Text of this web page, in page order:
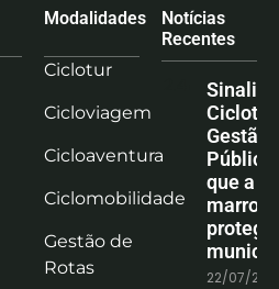
Modalidades
Ciclotur
Cicloviagem
Cicloaventura
Ciclomobilidade
Gestão de
Rotas
Notícias
Recentes
Gestão
que a
marrom
protege
22/07/